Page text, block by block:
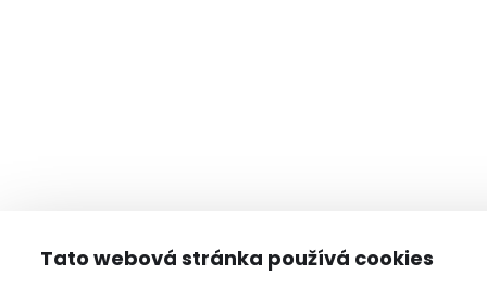
Tato webová stránka používá cookies